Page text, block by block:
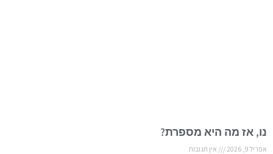
נו, אז מה היא מספרת?
אפריל 9, 2026 אין תגובות